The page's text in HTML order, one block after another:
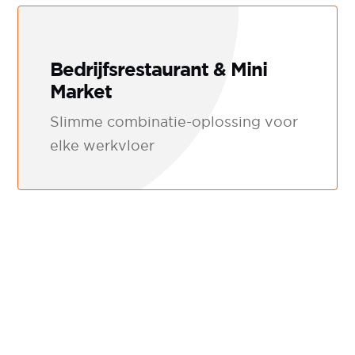
Bedrijfsrestaurant & Mini
Market
Slimme combinatie-oplossing voor
elke werkvloer